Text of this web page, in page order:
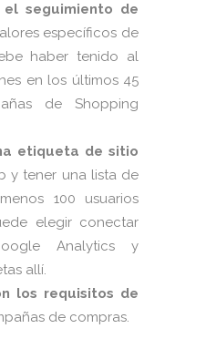
el seguimiento de
específicos de
haber tenido al
en los últimos 45
de Shopping
etiqueta de sitio
y tener una lista de
100 usuarios
elegir conectar
Analytics y
allí.
los requisitos de
de compras.